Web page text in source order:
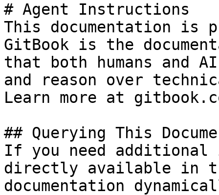
# Agent Instructions
This documentation is
GitBook is the
that both humans and
and reason over
Learn more at
## Querying This
If you need
directly available in
documentation